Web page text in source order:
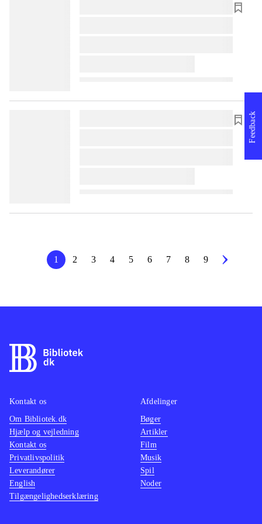
lorem ipsum dolor sit amet ...
lorem ipsum dolor sit amet ...
lorem ipsum dolor sit amet ...
lorem ipsum dolor sit amet ...
1 2 3 4 5 6 7 8 9
Feedback
Kontakt os
Om Bibliotek.dk
Hjælp og vejledning
Kontakt os
Privatlivspolitik
Leverandører
English
Tilgængelighedserklæring
Afdelinger
Bøger
Artikler
Film
Musik
Spil
Noder